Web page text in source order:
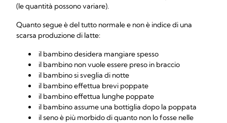
(le quantità possono variare).
Quanto segue è del tutto normale e non è indice di una
scarsa produzione di latte:
il bambino desidera mangiare spesso
il bambino non vuole essere preso in braccio
il bambino si sveglia di notte
il bambino effettua brevi poppate
il bambino effettua lunghe poppate
il bambino assume una bottiglia dopo la poppata
il seno è più morbido di quanto non lo fosse nelle